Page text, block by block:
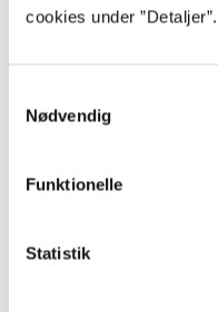
cookies under ”Detaljer”.
Nødvendig
Funktionelle
Statistik
lorem ipsum
lorem ipsum